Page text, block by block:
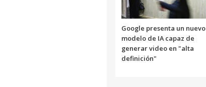
Google presenta un nuevo
modelo de IA capaz de
generar video en "alta
definición"